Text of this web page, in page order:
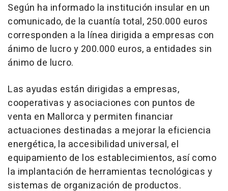
Según ha informado la institución insular en un
comunicado, de la cuantía total, 250.000 euros
corresponden a la línea dirigida a empresas con
ánimo de lucro y 200.000 euros, a entidades sin
ánimo de lucro.
Las ayudas están dirigidas a empresas,
cooperativas y asociaciones con puntos de
venta en Mallorca y permiten financiar
actuaciones destinadas a mejorar la eficiencia
energética, la accesibilidad universal, el
equipamiento de los establecimientos, así como
la implantación de herramientas tecnológicas y
sistemas de organización de productos.